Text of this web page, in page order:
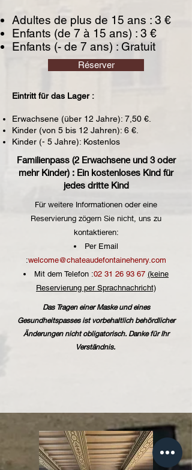
Adultes de plus de 15 ans : 3 €
Enfants (de 7 à 15 ans) : 3 €
Enfants (- de 7 ans) : Gratuit
Réserver
Eintritt für das Lager :
Erwachsene (über 12 Jahre): 7,50 €.
Kinder (von 5 bis 12 Jahren): 6 €.
Kinder (- 5 Jahre): Kostenlos
Familienpass (2 Erwachsene und 3 oder
mehr Kinder) : Ein kostenloses Kind für
jedes dritte Kind
Für weitere Informationen oder eine
Reservierung zögern Sie nicht, uns zu
kontaktieren:
Per Email
:welcome@chateaudefontainehenry.com
Mit dem Telefon :02 31 26 93 67 (keine
Reservierung per Sprachnachricht)
Das Tragen einer Maske und eines
Gesundheitspasses ist vorbehaltlich behördlicher
Änderungen nicht obligatorisch. Danke für Ihr
Verständnis.